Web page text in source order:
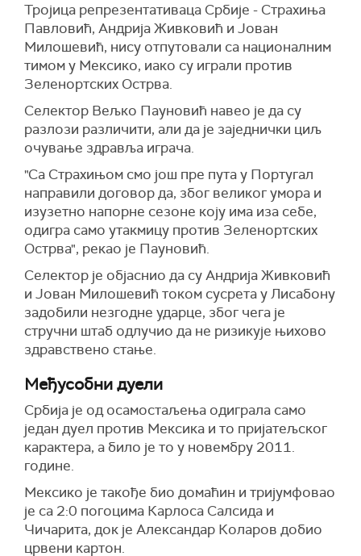
Тројица репрезентативаца Србије - Страхиња
Павловић, Андрија Живковић и Јован
Милошевић, нису отпутовали са националним
тимом у Мексико, иако су играли против
Зеленортских Острва.
Селектор Вељко Пауновић навео је да су
разлози различити, али да је заједнички циљ
очување здравља играча.
"Са Страхињом смо још пре пута у Португал
направили договор да, због великог умора и
изузетно напорне сезоне коју има иза себе,
одигра само утакмицу против Зеленортских
Острва", рекао је Пауновић.
Селектор је објаснио да су Андрија Живковић
и Јован Милошевић током сусрета у Лисабону
задобили незгодне ударце, због чега је
стручни штаб одлучио да не ризикује њихово
здравствено стање.
Међусобни дуели
Србија је од осамостаљења одиграла само
један дуел против Мексика и то пријатељског
карактера, а било је то у новембру 2011.
године.
Мексико је такође био домаћин и тријумфовао
је са 2:0 погоцима Карлоса Салсида и
Чичарита, док је Александар Коларов добио
црвени картон.